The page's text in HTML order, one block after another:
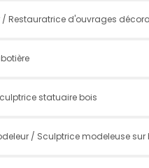
/ Restauratrice d'ouvrages
statuaire bois
/ Sculptrice modeleuse sur